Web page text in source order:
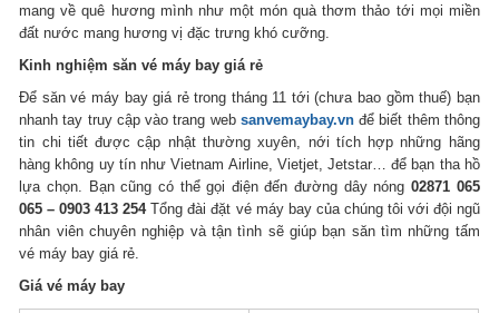
mang về quê hương mình như một món quà thơm thảo tới mọi miền
đất nước mang hương vị đặc trưng khó cưỡng.
Kinh nghiệm săn vé máy bay giá rẻ
Để săn vé máy bay giá rẻ trong tháng 11 tới (chưa bao gồm thuế) bạn
nhanh tay truy cập vào trang web sanvemaybay.vnđể biết thêm thông
tin chi tiết được cập nhật thường xuyên, nới tích hợp những hãng
hàng không uy tín như Vietnam Airline, Vietjet, Jetstar… để bạn tha hồ
lựa chọn. Bạn cũng có thể gọi điện đến đường dây nóng02871 065
065 – 0903 413 254Tổng đài đặt vé máy bay của chúng tôi với đội ngũ
nhân viên chuyên nghiệp và tận tình sẽ giúp bạn săn tìm những tấm
vé máy bay giá rẻ.
Giá vé máy bay